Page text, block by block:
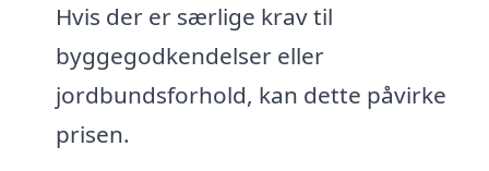
Hvis der er særlige krav til
byggegodkendelser eller
jordbundsforhold, kan dette påvirke
prisen.